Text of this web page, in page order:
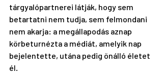
tárgyalópartnerei látják, hogy sem
betartatni nem tudja, sem felmondani
nem akarja: a megállapodás aznap
körbeturnézta a médiát, amelyik nap
bejelentette, utána pedig önálló életet
él.